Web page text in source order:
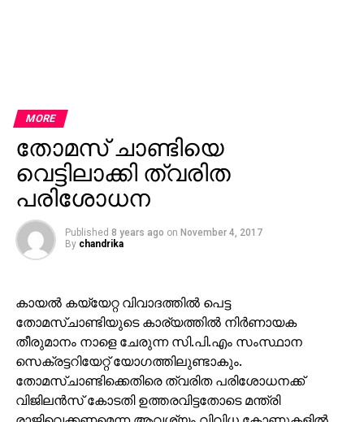
MORE
തോമസ് ചാണ്ടിയെ
വെട്ടിലാക്കി ത്വരിത
പരിശോധന
Published 8 years ago on November 4, 2017
By chandrika
കായല്‍ കയ്യേറ്റ വിവാദത്തില്‍ പെട്ട
തോമസ്ചാണ്ടിയുടെ കാര്യത്തില്‍ നിര്‍ണായക
തീരുമാനം നാളെ ചേരുന്ന സി.പി.എം സംസ്ഥാന
സെക്രട്ടറിയേറ്റ് യോഗത്തിലുണ്ടാകും.
തോമസ്ചാണ്ടിക്കെതിരെ ത്വരിത പരിശോധനക്ക്
വിജിലന്‍സ് കോടതി ഉത്തരവിട്ടതോടെ മന്ത്രി